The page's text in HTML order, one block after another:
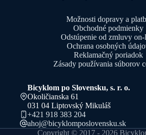
Možnosti dopravy a
Obchodné podmienky
Odstúpenie od zmluvy
Ochrana osobných
Reklamačný poriadok
Zásady používania súborov
Bicyklom po Slovensku, s. r. o.
Okoličianska 61
031 04 Liptovský Mikuláš
+421 918 383 204
ahoj@bicyklomposlovensku.sk
Copyright © 2017 - 2026